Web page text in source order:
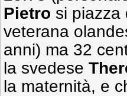
Pietro si piazza
veterana
anni) ma 32
la svedese
la maternità, e